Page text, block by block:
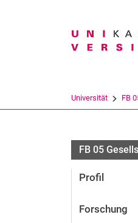
Universität FB
FB 05
Profil
Forschung